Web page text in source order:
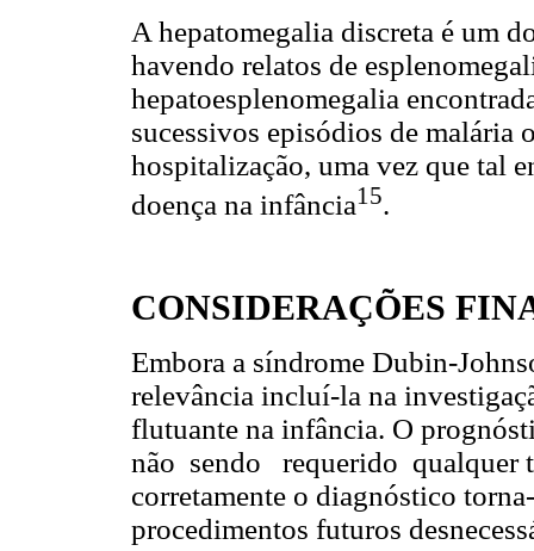
A hepatomegalia discreta é um
havendo relatos de
hepatoesplenomegalia
sucessivos episódios de malária
hospitalização, uma vez que tal
doença na infância15.
CONSIDERAÇÕES
Embora a síndrome Dubin-
relevância incluí-la na
flutuante na infância. O
não sendo requerido qualquer
corretamente o diagnóstico
procedimentos futuros